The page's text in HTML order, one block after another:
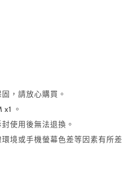
，請放心購買。
。
使用後無法退換。
境或手機螢幕色差等因素有所差